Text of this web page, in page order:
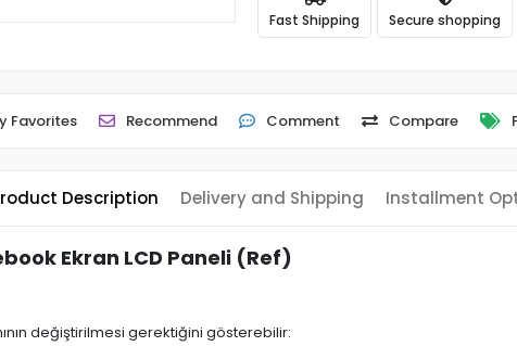
Fast Shipping Secure shopping
Favorites Recommend Comment Compare
Description Delivery and Shipping Installment
Ekran LCD Paneli (Ref)
değiştirilmesi gerektiğini gösterebilir: